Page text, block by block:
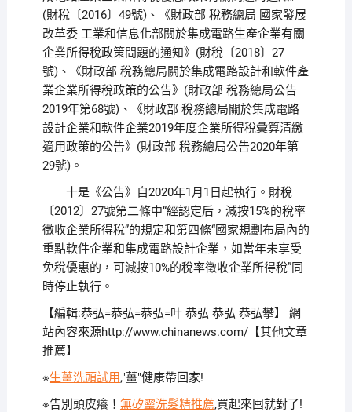
(財稅〔2016〕49號)、《財政部 稅務總局 國家發展
改革委 工業和信息化部關於集成電路生產企業有關
企業所得稅政策問題的通知》(財稅〔2018〕27
號)、《財政部 稅務總局關於集成電路設計和軟件產
業企業所得稅政策的公告》(財政部 稅務總局公告
2019年第68號)、《財政部 稅務總局關於集成電路
設計企業和軟件企業2019年度企業所得稅彙算清繳
適用政策的公告》(財政部 稅務總局公告2020年第
29號)。
十是《公告》自2020年1月1日起執行。財稅
〔2012〕27號第二條中“經認定后，減按15%的稅率
徵收企業所得稅”的規定和第四條“國家規劃布局內的
重點軟件企業和集成電路設計企業，如當年未享受
免稅優惠的，可減按10%的稅率徵收企業所得稅”同
時停止執行。
【編輯:恭弘=恭弘=恭弘=叶 恭弘 恭弘 恭弘攀】 網
站內容來源http://www.chinanews.com/【其他文章
推薦】
※生薑洗頭試用,"薑"健康帶回家!
※告別頭皮癢！ 無矽靈洗髮精推薦,買起來囤就對了!